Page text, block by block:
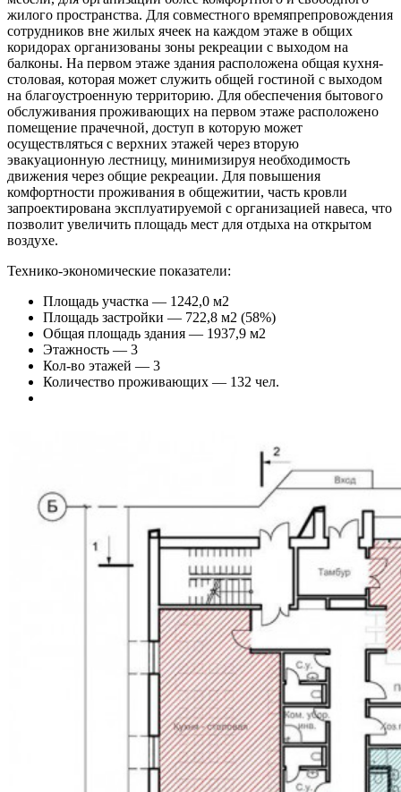
жилого пространства. Для совместного времяпрепровождения
сотрудников вне жилых ячеек на каждом этаже в общих
коридорах организованы зоны рекреации с выходом на
балконы. На первом этаже здания расположена общая кухня-
столовая, которая может служить общей гостиной с выходом
на благоустроенную территорию. Для обеспечения бытового
обслуживания проживающих на первом этаже расположено
помещение прачечной, доступ в которую может
осуществляться с верхних этажей через вторую
эвакуационную лестницу, минимизируя необходимость
движения через общие рекреации. Для повышения
комфортности проживания в общежитии, часть кровли
запроектирована эксплуатируемой с организацией навеса, что
позволит увеличить площадь мест для отдыха на открытом
воздухе.
Технико-экономические показатели:
Площадь участка — 1242,0 м2
Площадь застройки — 722,8 м2 (58%)
Общая площадь здания — 1937,9 м2
Этажность — 3
Кол-во этажей — 3
Количество проживающих — 132 чел.